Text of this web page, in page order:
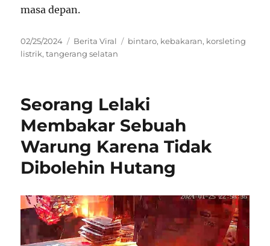
masa depan.
Posted
on
02/25/2024 Categories
Berita Viral Tags
bintaro, kebakaran, korsleting
listrik,tangerang selatan
Seorang Lelaki
Membakar Sebuah
Warung Karena Tidak
Dibolehin Hutang